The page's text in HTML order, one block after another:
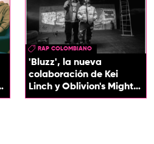
RAP COLOMBIANO
'Bluzz', la nueva
colaboración de Kei
Linch y Oblivion's Mighty
Trash